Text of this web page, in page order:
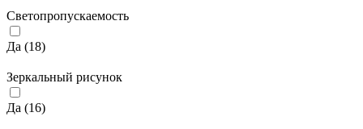
Светопропускаемость
Да (18)
Зеркальный рисунок
Да (16)